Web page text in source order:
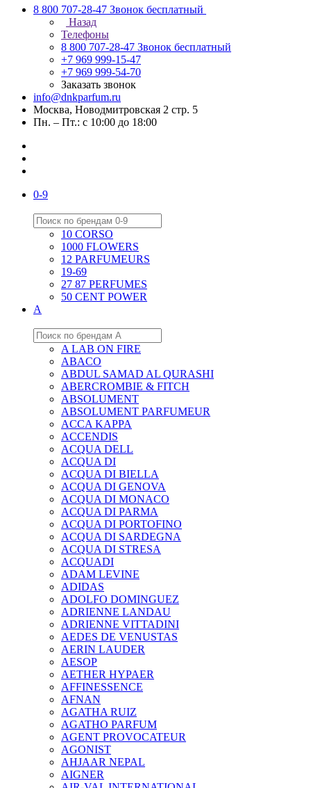
8 800 707-28-47 Звонок бесплатный
Назад
Телефоны
8 800 707-28-47 Звонок бесплатный
+7 969 999-15-47
+7 969 999-54-70
Заказать звонок
info@dnkparfum.ru
Москва, Новодмитровская 2 стр. 5
Пн. – Пт.: с 10:00 до 18:00
0-9
10 CORSO
1000 FLOWERS
12 PARFUMEURS
19-69
27 87 PERFUMES
50 CENT POWER
A
A LAB ON FIRE
ABACO
ABDUL SAMAD AL QURASHI
ABERCROMBIE & FITCH
ABSOLUMENT
ABSOLUMENT PARFUMEUR
ACCA KAPPA
ACCENDIS
ACQUA DELL
ACQUA DI
ACQUA DI BIELLA
ACQUA DI GENOVA
ACQUA DI MONACO
ACQUA DI PARMA
ACQUA DI PORTOFINO
ACQUA DI SARDEGNA
ACQUA DI STRESA
ACQUADI
ADAM LEVINE
ADIDAS
ADOLFO DOMINGUEZ
ADRIENNE LANDAU
ADRIENNE VITTADINI
AEDES DE VENUSTAS
AERIN LAUDER
AESOP
AETHER HYPAER
AFFINESSENCE
AFNAN
AGATHA RUIZ
AGATHO PARFUM
AGENT PROVOCATEUR
AGONIST
AHJAAR NEPAL
AIGNER